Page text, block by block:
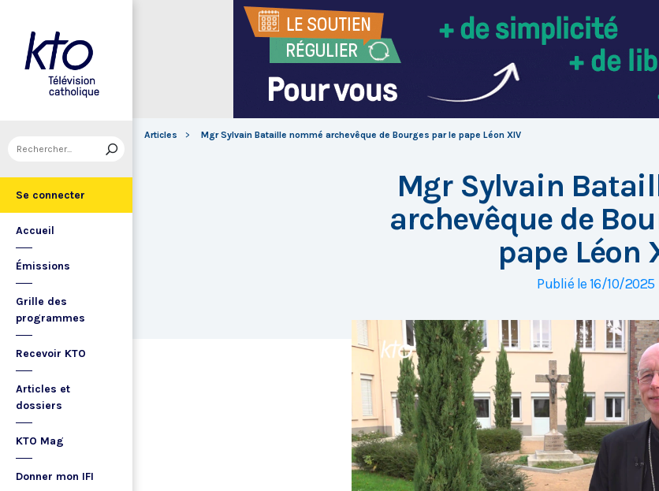
Se connecter
Accueil
Émissions
Grille des
programmes
Recevoir KTO
Articles et
dossiers
KTO Mag
Donner mon IFI
Articles Mgr Sylvain Bataille nommé archevêque de Bourges par le pape Léon XIV
Mgr Sylvain
archevêque de
pape Léon
Publié le 16/10/2025